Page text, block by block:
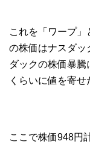
これを「ワープ
の株価はナスダッ
ダックの株価暴
くらいに値を寄せ
ここで株価948円